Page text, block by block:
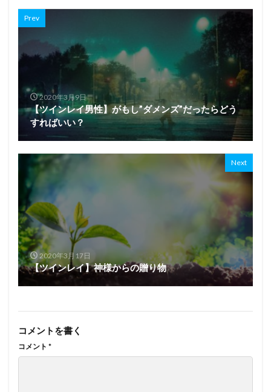
Prev
2020年3月9日
【ツインレイ男性】がもし”ダメンズ”だったらどう
すればいい？
Next
2020年3月17日
【ツインレイ】神様からの贈り物
コメントを書く
コメント *